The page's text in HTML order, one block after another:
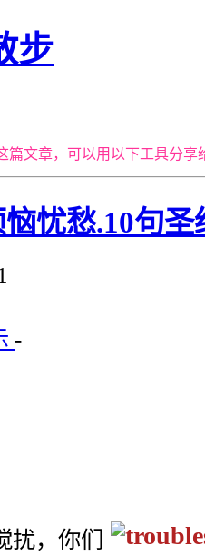
步
篇文章，可以用以下工具分享
忧愁.10句圣
-
，你们